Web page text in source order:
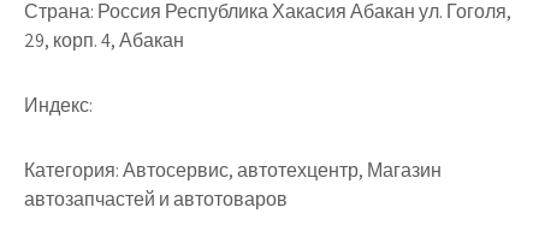
Страна: Россия Республика Хакасия Абакан ул. Гоголя,
29, корп. 4, Абакан
Индекс:
Категория:Автосервис, автотехцентр, Магазин
автозапчастей и автотоваров